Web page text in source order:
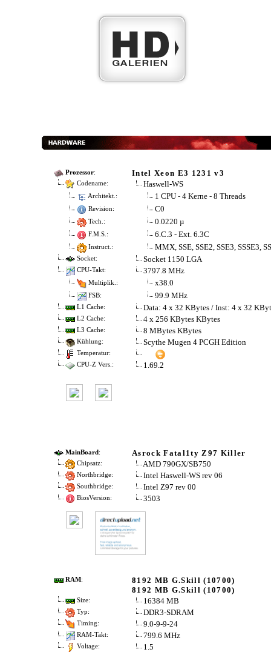
Prozessor: Intel Xeon E3 1231 v3
Codename: Haswell-WS
Architekt.: 1 CPU - 4 Kerne - 8 Threads
Revision: C0
Tech.: 0.0220 µ
F.M.S.: 6.C.3 - Ext. 6.3C
Instruct.: MMX, SSE, SSE2, SSE3, SSSE3,
Socket: Socket 1150 LGA
CPU-Takt: 3797.8 MHz
Multiplik.: x38.0
FSB: 99.9 MHz
L1 Cache: Data: 4 x 32 KBytes / Inst: 4 x 32
L2 Cache: 4 x 256 KBytes KBytes
L3 Cache: 8 MBytes KBytes
Kühlung: Scythe Mugen 4 PCGH Edition
Temperatur:
CPU-Z Vers.:
1.69.2
MainBoard: Asrock Fatal1ty Z97 Killer
Chipsatz: AMD 790GX/SB750
Northbridge: Intel Haswell-WS rev 06
Southbridge: Intel Z97 rev 00
BiosVersion: 3503
RAM:
8192 MB G.Skill (10700)
8192 MB G.Skill (10700)
Size: 16384 MB
Typ: DDR3-SDRAM
Timing: 9.0-9-9-24
RAM-Takt: 799.6 MHz
Voltage: 1.5